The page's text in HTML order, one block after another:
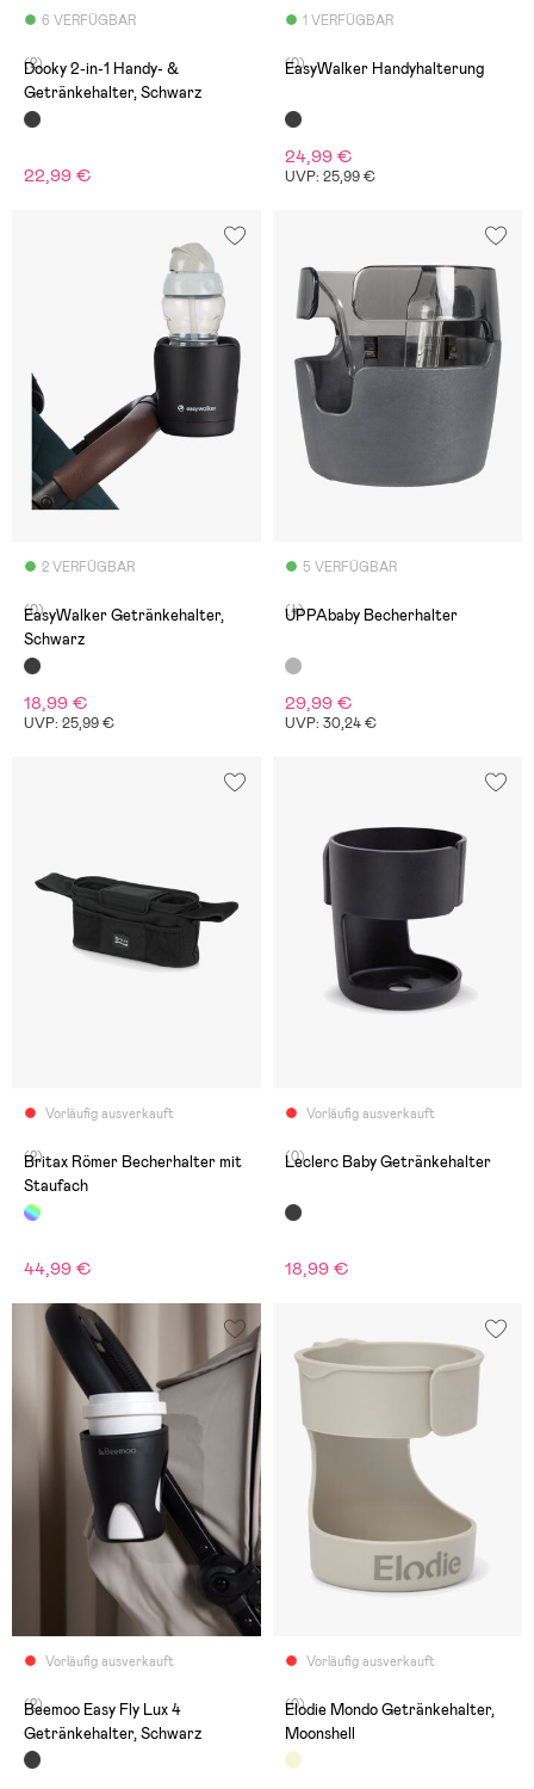
6 VERFÜGBAR
(2)
Dooky 2-in-1 Handy- &
Getränkehalter, Schwarz
22,99 €
1 VERFÜGBAR
(0)
EasyWalker Handyhalterung
24,99 €
UVP: 25,99 €
2 VERFÜGBAR
(0)
EasyWalker Getränkehalter,
Schwarz
18,99 €
UVP: 25,99 €
5 VERFÜGBAR
(4)
UPPAbaby Becherhalter
29,99 €
UVP: 30,24 €
Vorläufig ausverkauft
(2)
Britax Römer Becherhalter mit
Staufach
44,99 €
Vorläufig ausverkauft
(0)
Leclerc Baby Getränkehalter
18,99 €
Vorläufig ausverkauft
(2)
Beemoo Easy Fly Lux 4
Getränkehalter, Schwarz
Vorläufig ausverkauft
(0)
Elodie Mondo Getränkehalter,
Moonshell